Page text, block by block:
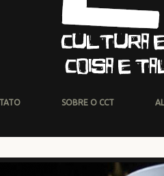
SOBRE O CCT